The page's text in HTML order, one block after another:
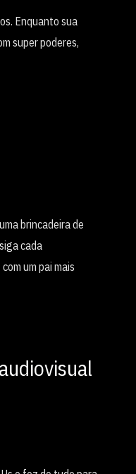
Enquanto sua
super poderes,
brincadeira de
cada
um pai mais